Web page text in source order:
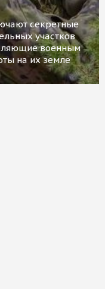
секретные
участков
военным
на их земле